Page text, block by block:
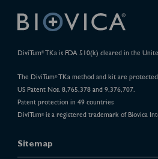
DiviTum®TKa is FDA 510(k) cleared in the
The DiviTum®TKa method and kit are
US Patent Nos. 8,765,378 and 9,376,707.
Patent protection in 49 countries
DiviTum®is a registered trademark of Biovica
Sitemap